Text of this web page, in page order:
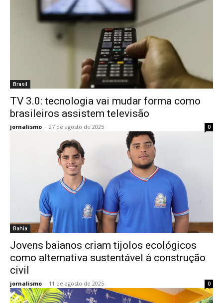
Brasil
TV 3.0: tecnologia vai mudar forma como
brasileiros assistem televisão
jornalismo - 27 de agosto de 2025 0
Bahia
Jovens baianos criam tijolos ecológicos
como alternativa sustentável à construção
civil
jornalismo - 11 de agosto de 2025 0